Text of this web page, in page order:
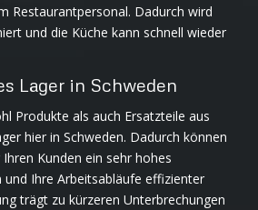
Restaurantpersonal. Dadurch wird
und die Küche kann schnell wieder
Lager in Schweden
Produkte als auch Ersatzteile aus
hier in Schweden. Dadurch können
Kunden ein sehr hohes
und Ihre Arbeitsabläufe effizienter
trägt zu kürzeren Unterbrechungen